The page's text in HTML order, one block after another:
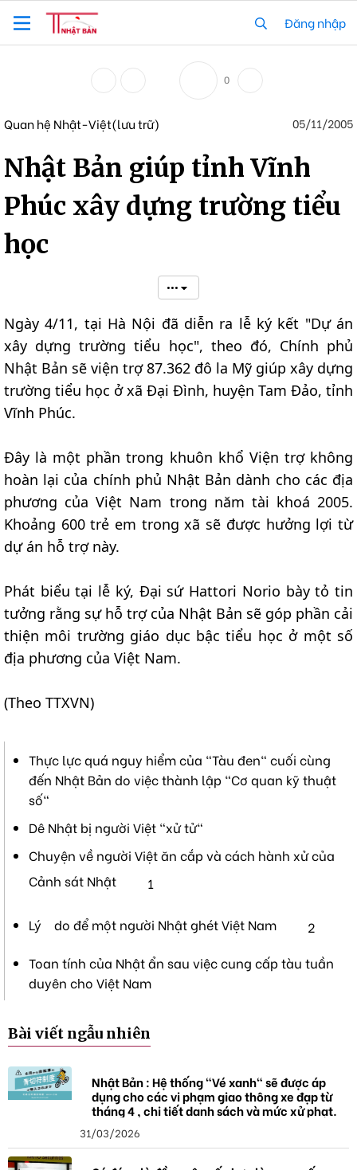
Đăng nhập
0
Quan hệ Nhật-Việt(lưu trữ) 05/11/2005
Nhật Bản giúp tỉnh Vĩnh
Phúc xây dựng trường tiểu
học
•••
Ngày 4/11, tại Hà Nội đã diễn ra lễ ký kết "Dự án
xây dựng trường tiểu học", theo đó, Chính phủ
Nhật Bản sẽ viện trợ 87.362 đô la Mỹ giúp xây dựng
trường tiểu học ở xã Đại Đình, huyện Tam Đảo, tỉnh
Vĩnh Phúc.
Đây là một phần trong khuôn khổ Viện trợ không
hoàn lại của chính phủ Nhật Bản dành cho các địa
phương của Việt Nam trong năm tài khoá 2005.
Khoảng 600 trẻ em trong xã sẽ được hưởng lợi từ
dự án hỗ trợ này.
Phát biểu tại lễ ký, Đại sứ Hattori Norio bày tỏ tin
tưởng rằng sự hỗ trợ của Nhật Bản sẽ góp phần cải
thiện môi trường giáo dục bậc tiểu học ở một số
địa phương của Việt Nam.
(Theo TTXVN)
Thực lực quá nguy hiểm của "Tàu đen" cuối cùng
đến Nhật Bản do việc thành lập "Cơ quan kỹ thuật
số"
Dê Nhật bị người Việt "xử tử"
Chuyện về người Việt ăn cắp và cách hành xử của
Cảnh sát Nhật
1
Lý do để một người Nhật ghét Việt Nam
2
Toan tính của Nhật ẩn sau việc cung cấp tàu tuần
duyên cho Việt Nam
Bài viết ngẫu nhiên
Nhật Bản : Hệ thống "Vé xanh" sẽ được áp
dụng cho các vi phạm giao thông xe đạp từ
tháng 4 , chi tiết danh sách và mức xử phạt.
31/03/2026